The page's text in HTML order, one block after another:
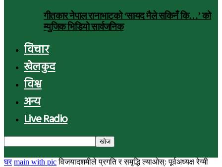
गीतकार नेपाल रानाभाटको ‘सायद मैले सकिनँ कि…’ को
म्युजिक भिडियो सार्वजनिक
विचार
खेलकुद
विश्व
अन्य
Live Radio
घर main with pic विजयादशमीले प्रगति र समृद्धि ल्याओस्: पूर्वअध्यक्ष रेग्मी